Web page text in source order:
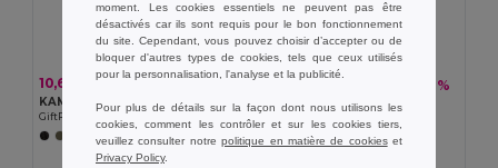
10,65 €
KAMET Sac à dos enroulable 390 gr/m²
GiftRetail MO2552
+2 Couleurs
9,91 € -46%
IREA Sac à dos enroulable
GiftRetail MO2170
+6 Couleurs
moment. Les cookies essentiels ne peuvent pas être
désactivés car ils sont requis pour le bon fonctionnement
du site. Cependant, vous pouvez choisir d’accepter ou de
bloquer d'autres types de cookies, tels que ceux utilisés
pour la personnalisation, l'analyse et la publicité.
Pour plus de détails sur la façon dont nous utilisons les
cookies, comment les contrôler et sur les cookies tiers,
veuillez consulter notrepolitique en matière de cookieset
Privacy Policy.